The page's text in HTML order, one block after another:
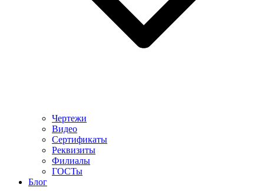
Чертежи
Видео
Сертификаты
Реквизиты
Филиалы
ГОСТы
Блог